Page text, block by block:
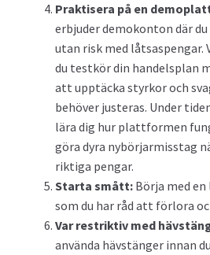
Praktisera på en
erbjuder demokonton där
utan risk med låtsaspengar.
du testkör din handelsplan
att upptäcka styrkor och
behöver justeras. Under
lära dig hur plattformen
göra dyra nybörjarmisstag
riktiga pengar.
Starta smått: Börja med
som du har råd att förlora
Var restriktiv med
använda hävstänger innan